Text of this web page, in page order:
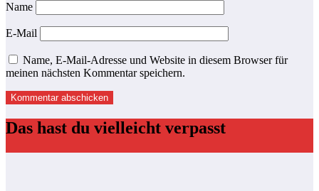
Name
E-Mail
Name, E-Mail-Adresse und Website in diesem Browser für
meinen nächsten Kommentar speichern.
Das hast du vielleicht verpasst